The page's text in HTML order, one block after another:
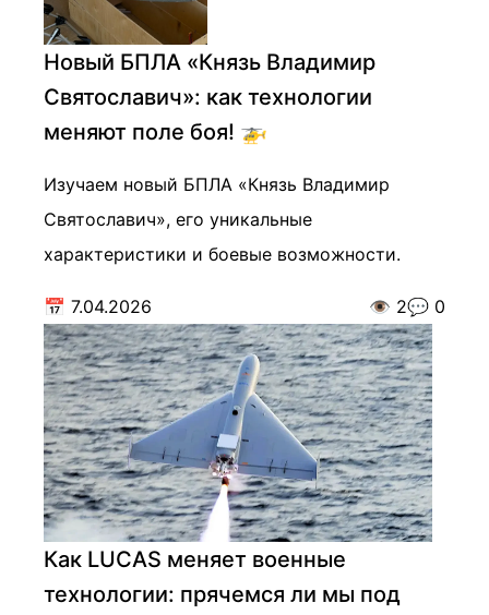
Новый БПЛА «Князь Владимир
Святославич»: как технологии
меняют поле боя! 🚁
Изучаем новый БПЛА «Князь Владимир
Святославич», его уникальные
характеристики и боевые возможности.
📅 7.04.2026 👁️ 2💬 0
Как LUCAS меняет военные
технологии: прячемся ли мы под